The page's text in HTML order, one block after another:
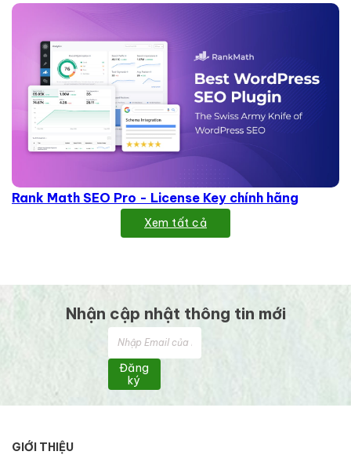
Rank Math SEO Pro - License Key chính hãng
Xem tất cả
Nhận cập nhật thông tin mới
Đăng
ký
GIỚI THIỆU